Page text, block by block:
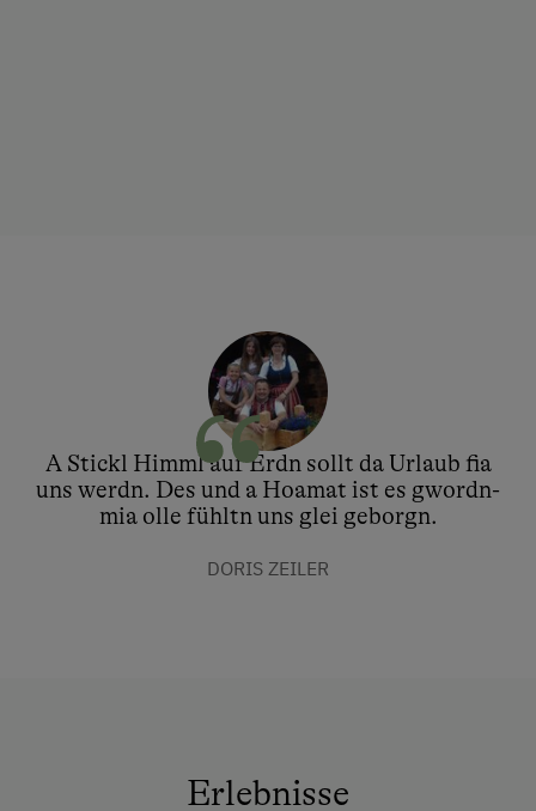
A Stickl Himml auf Erdn sollt da Urlaub fia
uns werdn. Des und a Hoamat ist es gwordn-
mia olle fühltn uns glei geborgn.
DORIS ZEILER
Erlebnisse